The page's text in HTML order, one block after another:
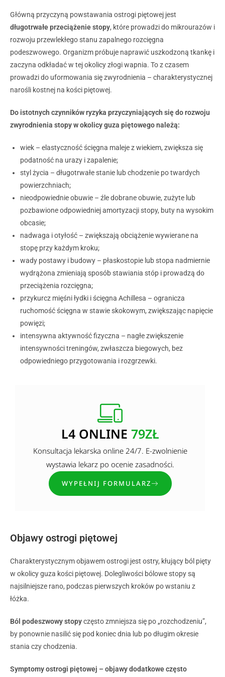
Główną przyczyną powstawania ostrogi piętowej jest
długotrwałe przeciążenie stopy, które prowadzi do mikrourazów i
rozwoju przewlekłego stanu zapalnego rozcięgna
podeszwowego. Organizm próbuje naprawić uszkodzoną tkankę i
zaczyna odkładać w tej okolicy złogi wapnia. To z czasem
prowadzi do uformowania się zwyrodnienia – charakterystycznej
narośli kostnej na kości piętowej.
Do istotnych czynników ryzyka przyczyniających się do rozwoju
zwyrodnienia stopy w okolicy guza piętowego należą:
wiek – elastyczność ścięgna maleje z wiekiem, zwiększa się
podatność na urazy i zapalenie;
styl życia – długotrwałe stanie lub chodzenie po twardych
powierzchniach;
nieodpowiednie obuwie – źle dobrane obuwie, zużyte lub
pozbawione odpowiedniej amortyzacji stopy, buty na wysokim
obcasie;
nadwaga i otyłość – zwiększają obciążenie wywierane na
stopę przy każdym kroku;
wady postawy i budowy – płaskostopie lub stopa nadmiernie
wydrążona zmieniają sposób stawiania stóp i prowadzą do
przeciążenia rozcięgna;
przykurcz mięśni łydki i ścięgna Achillesa – ogranicza
ruchomość ścięgna w stawie skokowym, zwiększając napięcie
powięzi;
intensywna aktywność fizyczna – nagłe zwiększenie
intensywności treningów, zwłaszcza biegowych, bez
odpowiedniego przygotowania i rozgrzewki.
L4 ONLINE 79ZŁ
Konsultacja lekarska online 24/7. E-zwolnienie
wystawia lekarz po ocenie zasadności.
WYPEŁNIJ FORMULARZ
Objawy ostrogi piętowej
Charakterystycznym objawem ostrogi jest ostry, kłujący ból pięty
w okolicy guza kości piętowej. Dolegliwości bólowe stopy są
najsilniejsze rano, podczas pierwszych kroków po wstaniu z
łóżka.
Ból podeszwowy stopyczęsto zmniejsza się po „rozchodzeniu”,
by ponownie nasilić się pod koniec dnia lub po długim okresie
stania czy chodzenia.
Symptomy ostrogi piętowej – objawy dodatkowe często